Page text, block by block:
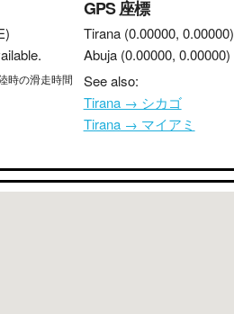
時の滑走時間
GPS 座標
Tirana (0.00000, 0.00000)
Abuja (0.00000, 0.00000)
See also:
Tirana → シカゴ
Tirana → マイアミ